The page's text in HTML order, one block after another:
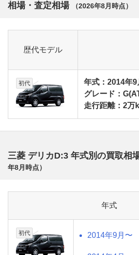
相場・査定相場
（2026年8月 時点）
歴代モデル
初代
年式：2014年9
グレード：
走行距離：2万
三菱 デリカD:3 年式別の買取相
年8月 時点）
年式
初代 2014年9月〜